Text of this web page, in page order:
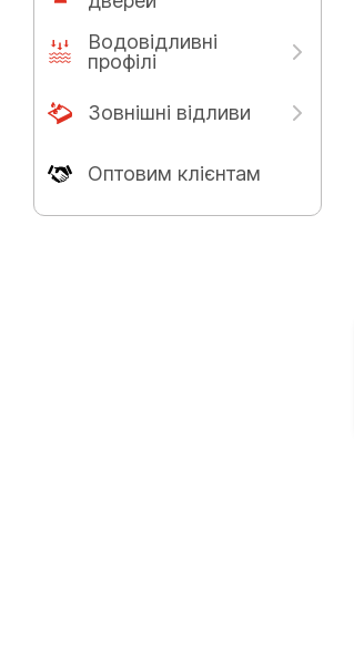
Водовідливні
профілі
Зовнішні відливи
Оптовим клієнтам